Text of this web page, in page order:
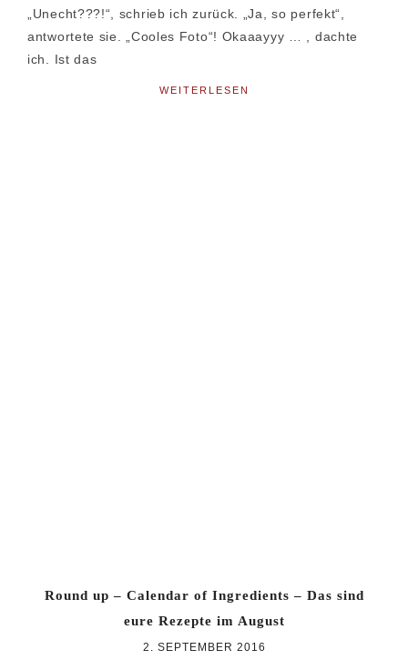
„Unecht???!“, schrieb ich zurück. „Ja, so perfekt“,
antwortete sie. „Cooles Foto“! Okaaayyy … , dachte
ich. Ist das
WEITERLESEN
Round up – Calendar of Ingredients – Das sind
eure Rezepte im August
2. SEPTEMBER 2016